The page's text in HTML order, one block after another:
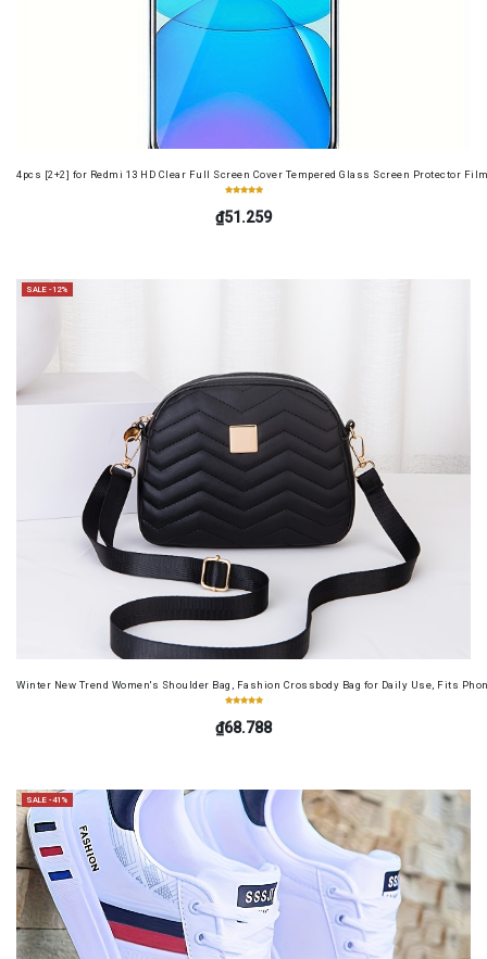
4pcs [2+2] for Redmi 13 HD Clear Full Screen Cover Tempered Glass Screen Protector
₫51.259
SALE -12%
Winter New Trend Women's Shoulder Bag, Fashion Crossbody Bag for Daily Use, Fits
₫68.788
SALE -41%